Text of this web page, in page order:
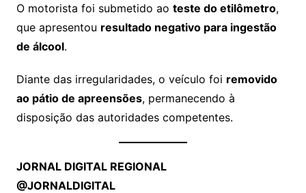
O motorista foi submetido ao teste do etilômetro,
que apresentou resultado negativo para ingestão
de álcool.
Diante das irregularidades, o veículo foi removido
ao pátio de apreensões, permanecendo à
disposição das autoridades competentes.
JORNAL DIGITAL REGIONAL
@JORNALDIGITAL